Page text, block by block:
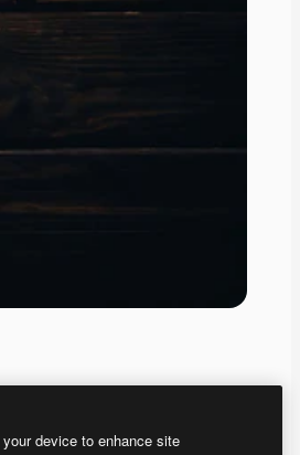
device to enhance site